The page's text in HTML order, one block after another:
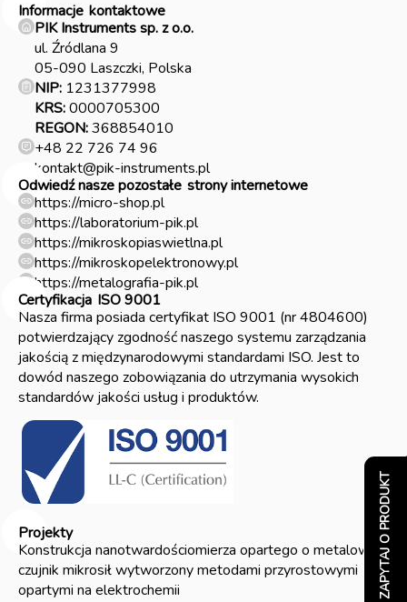
ZAPYTAJ O PRODUKT
Informacje kontaktowe
PIK Instruments sp. z o.o.
ul. Źródlana 9
05-090 Laszczki, Polska
NIP: 1231377998
KRS:0000705300
REGON:368854010
+48 22 726 74 96
kontakt@pik-instruments.pl
Odwiedź nasze pozostałe strony internetowe
https://micro-shop.pl
https://laboratorium-pik.pl
https://mikroskopiaswietlna.pl
https://mikroskopelektronowy.pl
https://metalografia-pik.pl
Certyfikacja ISO 9001
Nasza firma posiada certyfikat ISO 9001 (nr 4804600)
potwierdzający zgodność naszego systemu zarządzania
jakością z międzynarodowymi standardami ISO. Jest to
dowód naszego zobowiązania do utrzymania wysokich
standardów jakości usług i produktów.
Projekty
Konstrukcja nanotwardościomierza opartego o metalowy
czujnik mikrosił wytworzony metodami przyrostowymi
opartymi na elektrochemii